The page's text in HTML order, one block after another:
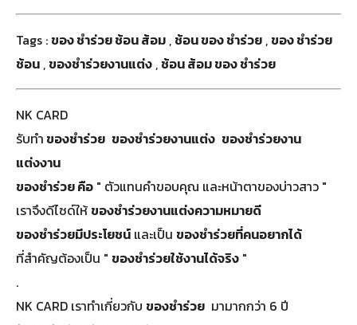
Tags :ของ ชำร่วย ช้อน ส้อม ,ช้อน ของ ชำร่วย ,ของ ชำร่วย
ช้อน ,ของชำร่วยงานแต่ง ,ช้อน ส้อม ของ ชำร่วย
NK CARD
รับทำของชำร่วย ของชำร่วยงานแต่ง ของชําร่วยงาน
แต่งงาน
ของชําร่วย คือ " ตัวแทนคำขอบคุณ และหน้าตาของบ่าวสาว "
เราจึงดีไซด์ให้ของชําร่วยงานแต่งความหมายดี
ของชำร่วยมีประโยชน์ และเป็น ของชำร่วยที่คนอยากได้
ที่สำคัญต้องเป็น " ของชําร่วยใช้งานได้จริง "
.
NK CARD เราทำเกี่ยวกับ ของชําร่วย มามากกว่า 6 ปี